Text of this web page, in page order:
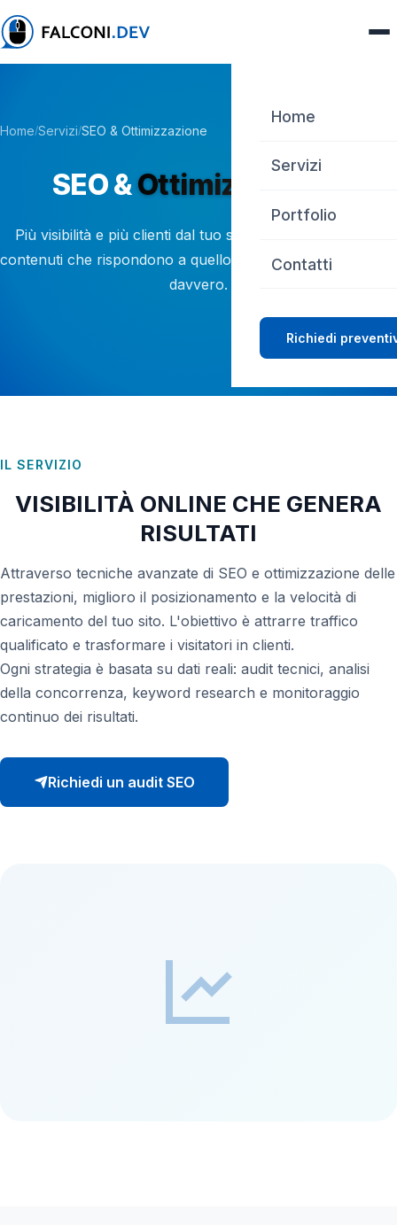
Home
Servizi
Web Design
Grafica
App Smartphone
Portfolio
Contatti
Richiedi
Home/Servizi/SEO & Ottimizzazione
SEO &Ottimizzazione
Più visibilità e più clienti dal tuo sito, con SEO tecnica e
contenuti che rispondono a quello che le persone cercano
davvero.
IL SERVIZIO
VISIBILITÀ ONLINE CHE GENERA
RISULTATI
Attraverso tecniche avanzate di SEO e ottimizzazione delle
prestazioni, miglioro il posizionamento e la velocità di
caricamento del tuo sito. L'obiettivo è attrarre traffico
qualificato e trasformare i visitatori in clienti.
Ogni strategia è basata su dati reali: audit tecnici, analisi
della concorrenza, keyword research e monitoraggio
continuo dei risultati.
Richiedi un audit SEO